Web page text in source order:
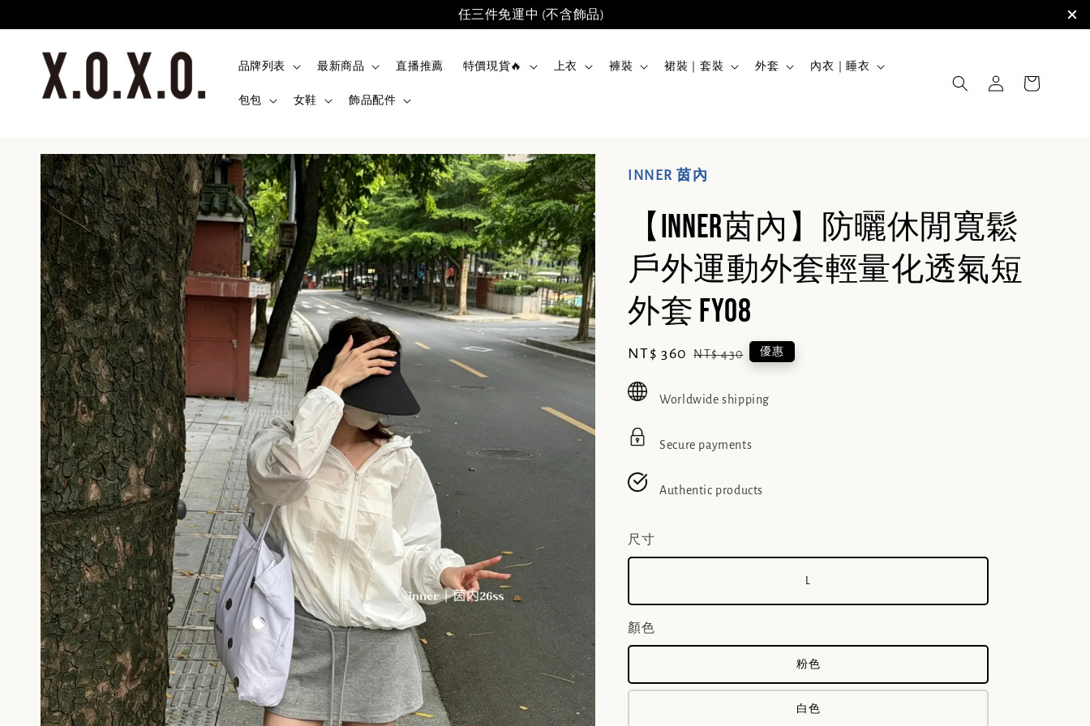
任三件免運中 (不含飾品)
品牌列表 最新商品 直播推薦 特價現貨🔥 上衣 褲裝 裙裝｜套裝 外套 內衣｜睡衣
包包 女鞋 飾品配件
INNER 茵內
【INNER茵內】防曬休閒寬鬆
戶外運動外套輕量化透氣短
外套 FY08
Sale
NT$ 360 Regular
NT$ 430 優惠
Worldwide shipping
Secure payments
Authentic products
尺寸
顏色
粉色
白色